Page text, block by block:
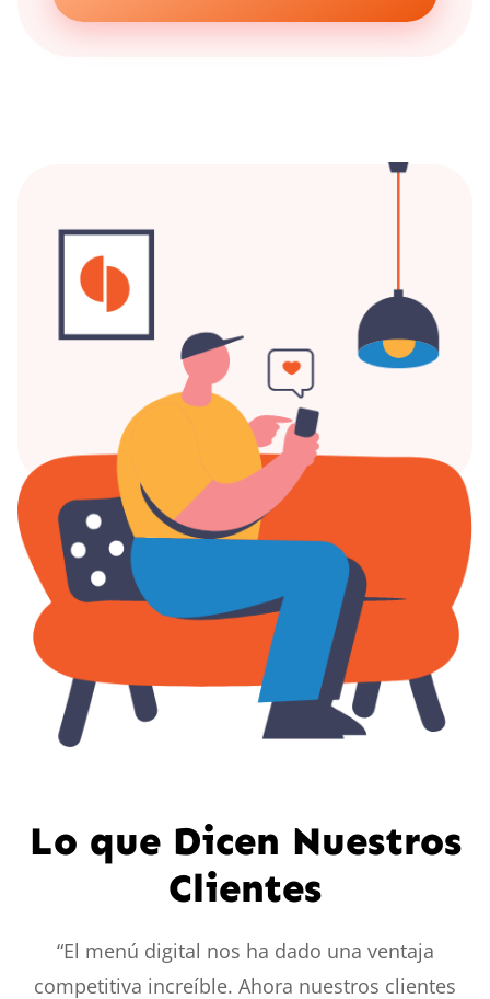
Lo que Dicen Nuestros
Clientes
“El menú digital nos ha dado una ventaja
competitiva increíble. Ahora nuestros clientes